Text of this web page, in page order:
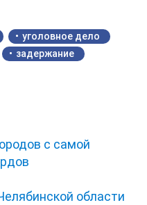
уголовное дело
задержание
с самой
области